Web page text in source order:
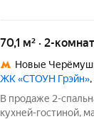
70,1 м² · 2-
Новые
ЖК «СТОУН Грэйн»
В продаже 2-
кухней-гостиной,